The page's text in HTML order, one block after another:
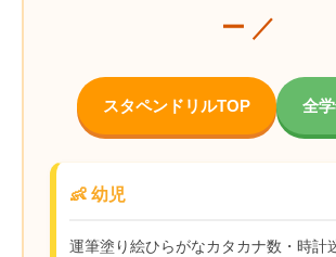
ー ／
スタペンドリルTOP 全
👶 幼児
運筆塗り絵ひらがなカタカナ数・時計